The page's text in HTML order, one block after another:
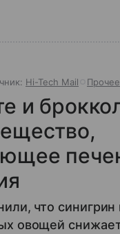
Hi-Tech Mail Прочее
и
что синигрин
овощей